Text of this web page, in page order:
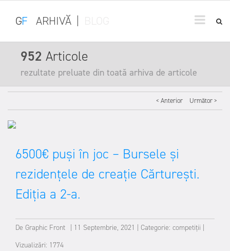
GF ARHIVĂ
952 Articole
rezultate preluate din toată arhiva de articole
< Anterior Următor >
6500€ puși în joc – Bursele și
rezidențele de creație Cărturești.
Ediția a 2-a.
De Graphic Front | 11 Septembrie, 2021 | Categorie: competiții |
Vizualizări: 1774